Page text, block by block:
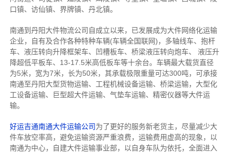
口镇、访仙镇、界牌镇、丹北镇。
南通到丹阳大件物流公司自成立以来，已发展成为大件网络化运输
企业，自有及合作各种特种车辆(车辆全国联网)，多轴线车、抱杆
车、液压转向升降框架车、凹槽板车、桥梁液压转向炮车、 液压升
降超低平板车、13-17.5米高低板车等十余台。车辆最大载货直径
为5米，宽为7米，长为50米，其承载极限重量可达300吨，可承接
南通至丹阳大型货物运输、工程机械设备运输、桥梁运输，大型化
工设备运输、巨型超大件运输、气垫车运输、精密仪器等大件运
输。
好运吉通南通大件运输公司为了更好的服务新老货主，尽量减少大
件车放空率高，避免运输资源严重浪费，运输费用虚高的现象，以
南通为中心，自建大件运输事业部，以自身车队为依托，全面进入